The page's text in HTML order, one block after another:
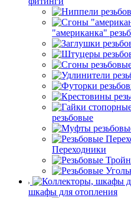
"американка"
резьбовые
Переходники
шкафы для отопления